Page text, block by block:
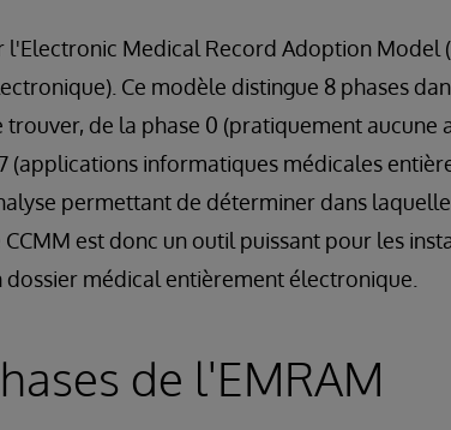
l'Electronic Medical Record Adoption Model
Ce modèle distingue 8 phases
trouver, de la phase 0 (pratiquement
(applications informatiques médicales
permettant de déterminer dans
est donc un outil puissant pour les
médical entièrement électronique.
de l'EMRAM